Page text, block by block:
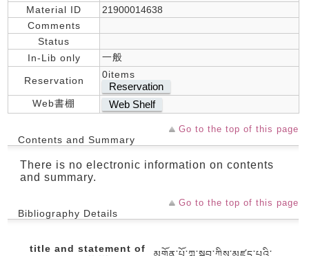
Material ID
21900014638
Comments
Status
In-Lib only
一般
Reservation
0items
Reservation
Web書棚 Web Shelf
Go to the top of this page
Contents and Summary
There is no electronic information on contents
and summary.
Go to the top of this page
Bibliography Details
title and statement of